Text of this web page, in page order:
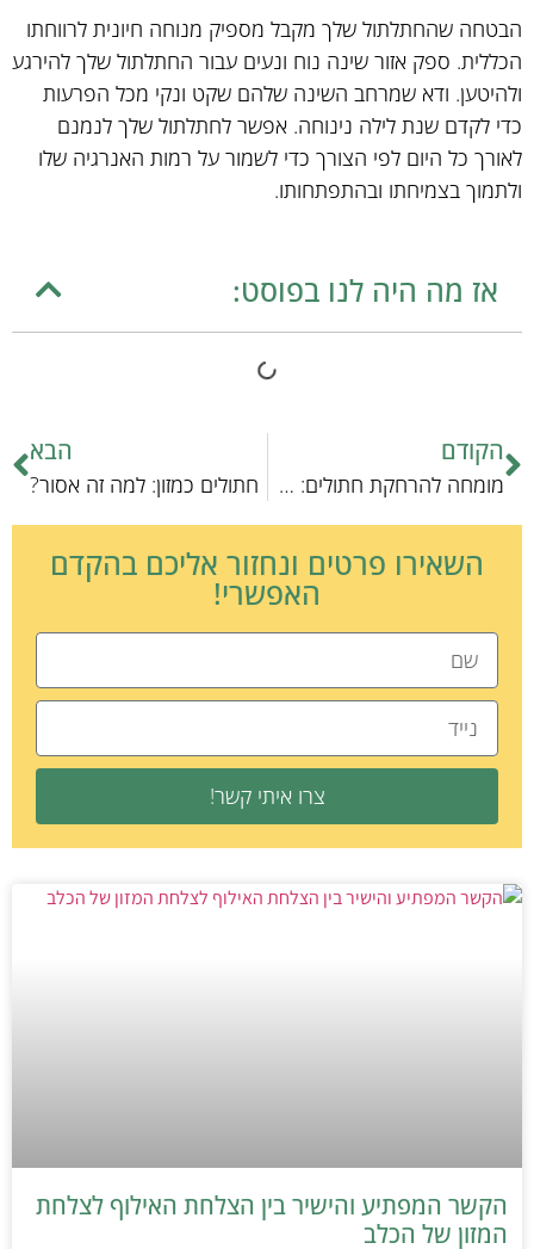
הבטחה שהחתלתול שלך מקבל מספיק מנוחה חיונית לרווחתו
הכללית. ספק אזור שינה נוח ונעים עבור החתלתול שלך להירגע
ולהיטען. ודא שמרחב השינה שלהם שקט ונקי מכל הפרעות
כדי לקדם שנת לילה נינוחה. אפשר לחתלתול שלך לנמנם
לאורך כל היום לפי הצורך כדי לשמור על רמות האנרגיה שלו
ולתמוך בצמיחתו ובהתפתחותו.
אז מה היה לנו בפוסט:
הקודם
מומחה להרחקת חתולים: טיפים וטכניקות
הבא
חתולים כמזון: למה זה אסור?
השאירו פרטים ונחזור אליכם בהקדם
האפשרי!
צרו איתי קשר!
הקשר המפתיע והישיר בין הצלחת האילוף לצלחת
המזון של הכלב